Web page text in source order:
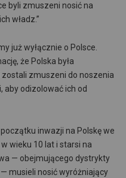
byli zmuszeni nosić na
władz.”
już wyłącznie o Polsce.
że Polska była
zmuszeni do noszenia
aby odizolować ich od
inwazji na Polskę we
wieku 10 lat i starsi na
— obejmującego dystrykty
musieli nosić wyróżniający